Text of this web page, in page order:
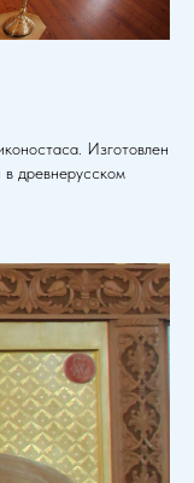
Изготовлен
древнерусском